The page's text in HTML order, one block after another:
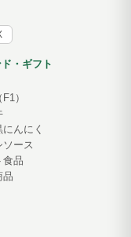
・ギフト
）
んにく
ソース
食品
品